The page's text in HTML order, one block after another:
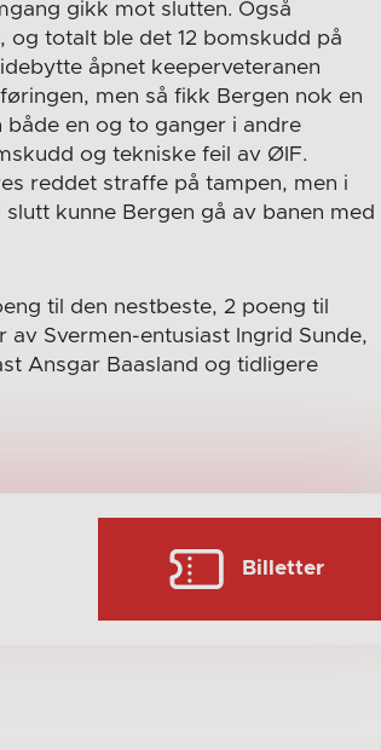
gikk mot slutten. Også
og totalt ble det 12 bomskudd på
åpnet keeperveteranen
men så fikk Bergen nok en
en og to ganger i andre
og tekniske feil av ØIF.
reddet straffe på tampen, men i
kunne Bergen gå av banen med
til den nestbeste, 2 poeng til
Svermen-entusiast Ingrid Sunde,
Ansgar Baasland og tidligere
Billetter